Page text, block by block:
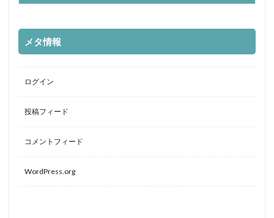
メタ情報
ログイン
投稿フィード
コメントフィード
WordPress.org